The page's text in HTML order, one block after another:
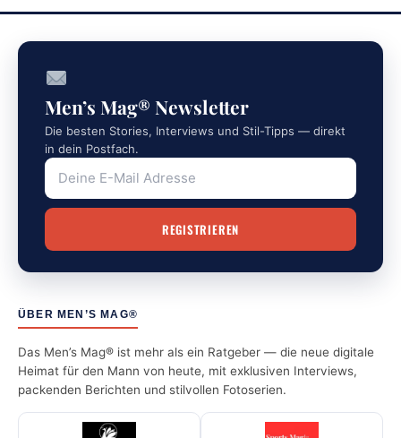
Men’s Mag® Newsletter
Die besten Stories, Interviews und Stil-Tipps — direkt
in dein Postfach.
ÜBER MEN’S MAG®
Das Men’s Mag® ist mehr als ein Ratgeber — die neue digitale
Heimat für den Mann von heute, mit exklusiven Interviews,
packenden Berichten und stilvollen Fotoserien.